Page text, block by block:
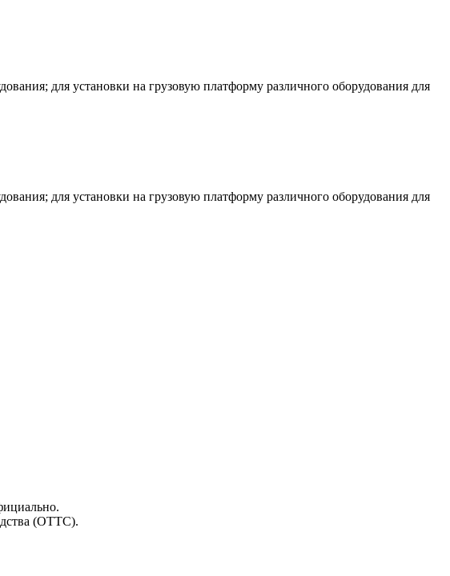
для установки на грузовую платформу различного оборудования для
для установки на грузовую платформу различного оборудования для
(ОТТС).